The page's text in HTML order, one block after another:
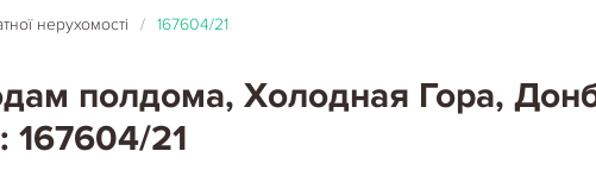
нерухомості / 167604/21
полдома, Холодная Гора,
167604/21